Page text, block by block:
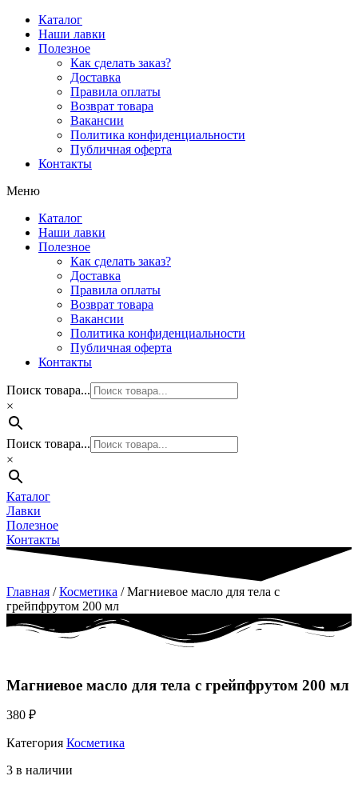
Перейти
содержимому
Каталог
Наши лавки
Полезное
Как сделать заказ?
Доставка
Правила оплаты
Возврат товара
Вакансии
Политика конфиденциальности
Публичная оферта
Контакты
Меню
Каталог
Наши лавки
Полезное
Как сделать заказ?
Доставка
Правила оплаты
Возврат товара
Вакансии
Политика конфиденциальности
Публичная оферта
Контакты
Поиск товара...
×
Поиск товара...
×
Каталог
Лавки
Полезное
Контакты
Главная /Косметика / Магниевое масло для тела с
грейпфрутом 200 мл
Магниевое масло для тела с грейпфрутом 200 мл
380 ₽
Категория Косметика
3 в наличии